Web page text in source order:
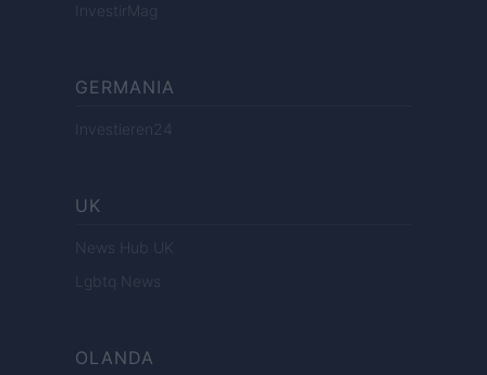
InvestirMag
GERMANIA
Investieren24
UK
News Hub UK
Lgbtq News
OLANDA